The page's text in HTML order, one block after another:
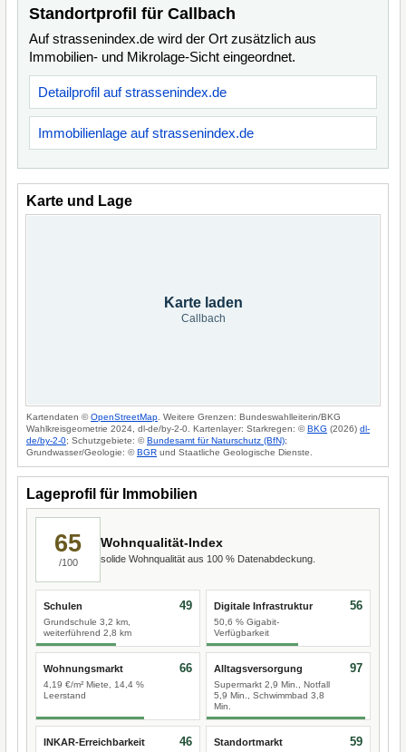
Standortprofil für Callbach
Auf strassenindex.de wird der Ort zusätzlich aus
Immobilien- und Mikrolage-Sicht eingeordnet.
Detailprofil auf strassenindex.de
Immobilienlage auf strassenindex.de
Karte und Lage
Karte laden
Callbach
Kartendaten ©OpenStreetMap . Weitere Grenzen: Bundeswahlleiterin/BKG
Wahlkreisgeometrie 2024, dl-de/by-2-0. Kartenlayer: Starkregen: ©BKG (2026) dl-
de/by-2-0; Schutzgebiete: ©Bundesamt für Naturschutz (BfN);
Grundwasser/Geologie: ©BGR und Staatliche Geologische Dienste.
Lageprofil für Immobilien
65
/100
Wohnqualität-Index
solide Wohnqualität aus 100 % Datenabdeckung.
Schulen
Grundschule 3,2 km,
weiterführend 2,8 km
49 Digitale Infrastruktur
50,6 % Gigabit-
Verfügbarkeit
56
Wohnungsmarkt
4,19 €/m² Miete, 14,4 %
Leerstand
66 Alltagsversorgung
Supermarkt 2,9 Min., Notfall
5,9 Min., Schwimmbad 3,8
Min.
97
INKAR-Erreichbarkeit 46 Standortmarkt 59